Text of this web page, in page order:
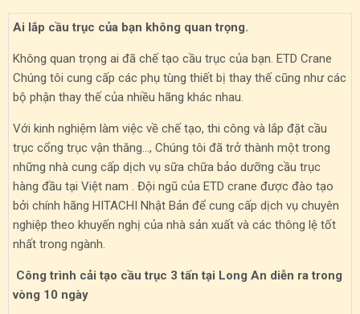
Ai lắp cầu trục của bạn không quan trọng.
Không quan trọng ai đã chế tạo cầu trục của bạn. ETD Crane
Chúng tôi cung cấp các phụ tùng thiết bị thay thế cũng như các
bộ phận thay thế của nhiều hãng khác nhau.
Với kinh nghiệm làm việc về chế tạo, thi công và lắp đặt cầu
trục cổng trục vận thăng…, Chúng tôi đã trở thành một trong
những nhà cung cấp dịch vụ sữa chữa bảo dưỡng cầu trục
hàng đầu tại Việt nam . Đội ngũ của ETD crane được đào tạo
bởi chính hãng HITACHI Nhật Bản để cung cấp dịch vụ chuyên
nghiệp theo khuyến nghị của nhà sản xuất và các thông lệ tốt
nhất trong ngành.
Công trình cải tạo cầu trục 3 tấn tại Long An diễn ra trong
vòng 10 ngày